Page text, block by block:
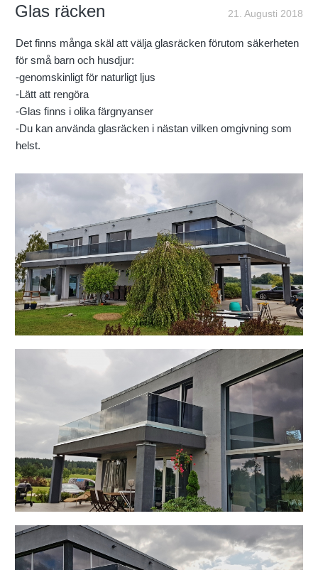
21. Augusti 2018
Glas räcken
Det finns många skäl att välja glasräcken förutom säkerheten
för små barn och husdjur:
-genomskinligt för naturligt ljus
-Lätt att rengöra
-Glas finns i olika färgnyanser
-Du kan använda glasräcken i nästan vilken omgivning som
helst.